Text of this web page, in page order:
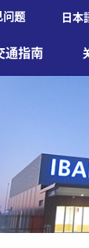
问题 日本
通指南